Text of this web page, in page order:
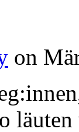
on